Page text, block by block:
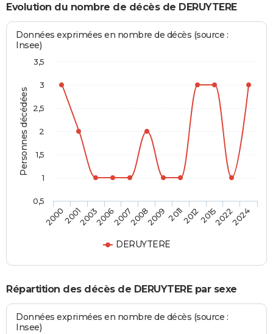
Evolution du nombre de décès de DERUYTERE
Personnes décédées
Données exprimées en nombre de décès (source :
Insee)
DERUYTERE
2000200120032006200720082009 20112012201520222024
0,5
1
1,5
2
2,5
3
3,5
Répartition des décès de DERUYTERE par sexe
Données exprimées en nombre de décès (source :
Insee)